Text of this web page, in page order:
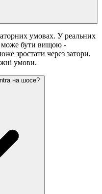
умовах. У реальних
може бути вищою -
зростати через затори,
умови.
на шосе?